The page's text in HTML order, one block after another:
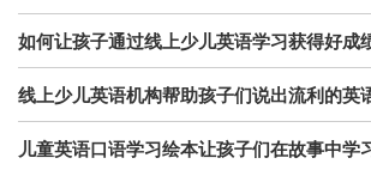
如何让孩子通过线上少儿英语学习获得好成
线上少儿英语机构帮助孩子们说出流利的英
儿童英语口语学习绘本让孩子们在故事中学